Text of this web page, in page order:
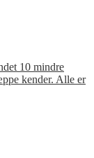
10 mindre
kender. Alle er